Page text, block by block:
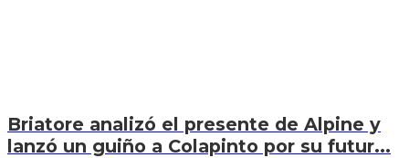
Briatore analizó el presente de Alpine y
lanzó un guiño a Colapinto por su futur...